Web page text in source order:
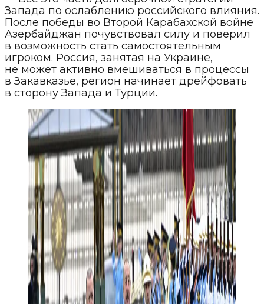
Запада по ослаблению российского влияния.
После победы во Второй Карабахской войне
Азербайджан почувствовал силу и поверил
в возможность стать самостоятельным
игроком. Россия, занятая на Украине,
не может активно вмешиваться в процессы
в Закавказье, регион начинает дрейфовать
в сторону Запада и Турции.